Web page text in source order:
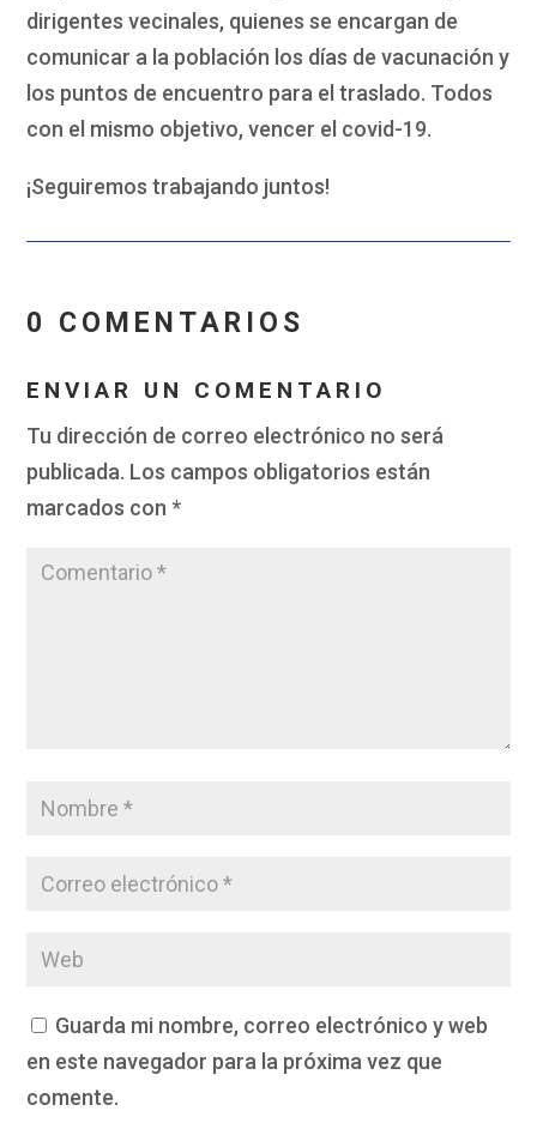
dirigentes vecinales, quienes se encargan de
comunicar a la población los días de vacunación y
los puntos de encuentro para el traslado. Todos
con el mismo objetivo, vencer el covid-19.
¡Seguiremos trabajando juntos!
0 COMENTARIOS
ENVIAR UN COMENTARIO
Tu dirección de correo electrónico no será
publicada. Los campos obligatorios están
marcados con *
Guarda mi nombre, correo electrónico y web
en este navegador para la próxima vez que
comente.